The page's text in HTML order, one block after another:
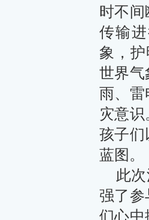
时不
传输
象，
世界气
雨、
灾意
孩子们
蓝图。
此
强了参
们心中